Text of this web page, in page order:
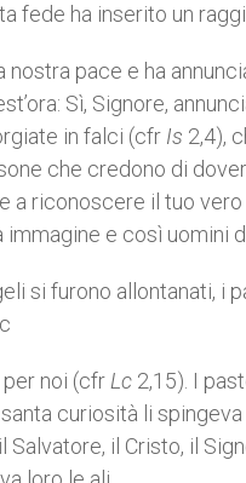
fede ha inserito un
nostra pace e ha
Sì, Signore,
in falci (cfr Is 2,4),
che credono di
a riconoscere il tuo
e così uomini
si furono allontanati, i
noi (cfr Lc 2,15). I
curiosità li
Salvatore, il Cristo, il